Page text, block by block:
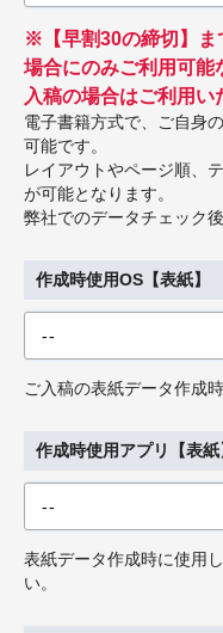
※【早割30の締切】ま
場合にのみご利用可能
入稿の場合はご利用
電子書籍方式で、ご自身
可能です。
レイアウトやページ順、
が可能となります。
弊社でのデータチェック
作成時使用OS【表紙】
ご入稿の表紙データ作成
作成時使用アプリ【表紙
表紙データ作成時に使用
い。